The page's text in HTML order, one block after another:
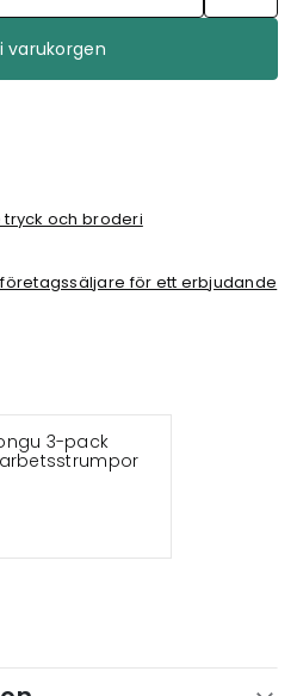
varukorgen
och broderi
för ett erbjudande
3-pack